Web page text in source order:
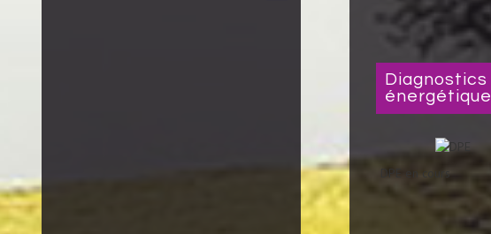
diagnostics de performance
énergétique
DPE en cours